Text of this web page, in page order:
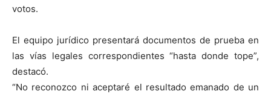
votos.
El equipo jurídico presentará documentos de prueba en
las vías legales correspondientes “hasta donde tope”,
destacó.
“No reconozco ni aceptaré el resultado emanado de un